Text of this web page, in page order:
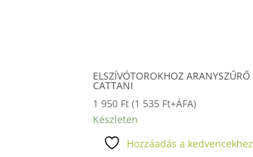
ELSZÍVÓTOROKHOZ ARANYSZŰRŐ
CATTANI
1 950 Ft (1 535 Ft+ÁFA)
Készleten
Hozzáadás a kedvencekhez